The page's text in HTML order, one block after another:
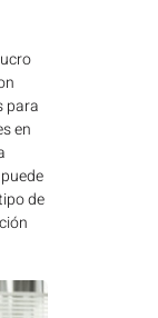
para
en
de